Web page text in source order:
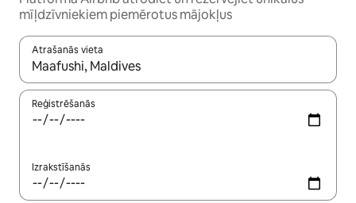
mīļdzīvniekiem piemērotus mājokļus
Atrašanās vieta
Kad rezultāti kļūs pieejami, izmantojiet bultiņu uz augšu un
Reģistrēšanās
Izrakstīšanās